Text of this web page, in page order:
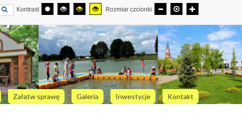
Kontrast Rozmiar czcionki
Załatw sprawę Galeria Inwestycje Kontakt